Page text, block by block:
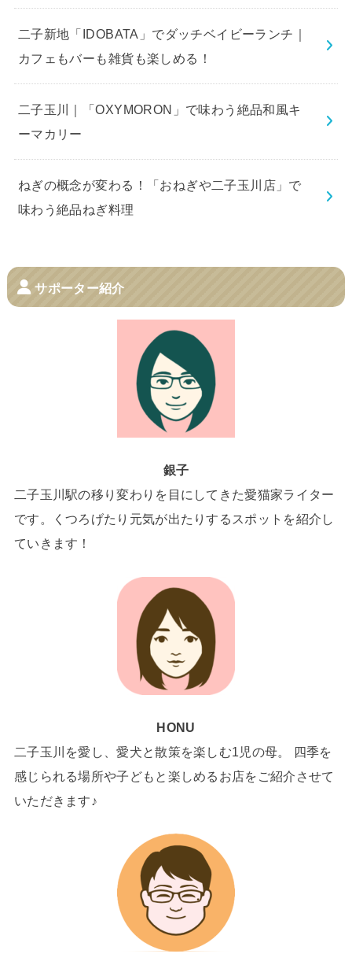
二子新地「IDOBATA」でダッチベイビーランチ｜
カフェもバーも雑貨も楽しめる！
二子玉川｜「OXYMORON」で味わう絶品和風キ
ーマカリー
ねぎの概念が変わる！「おねぎや二子玉川店」で
味わう絶品ねぎ料理
サポーター紹介
銀子
二子玉川駅の移り変わりを目にしてきた愛猫家ライター
です。くつろげたり元気が出たりするスポットを紹介し
ていきます！
HONU
二子玉川を愛し、愛犬と散策を楽しむ1児の母。 四季を
感じられる場所や子どもと楽しめるお店をご紹介させて
いただきます♪